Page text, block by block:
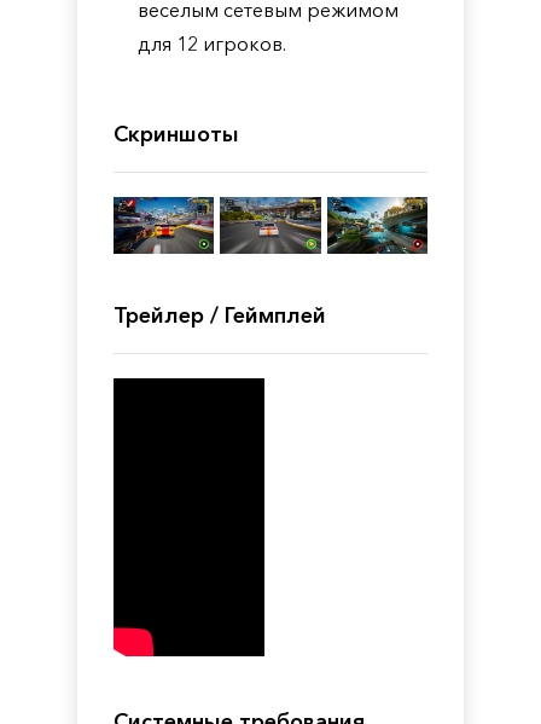
веселым сетевым режимом
для 12 игроков.
Скриншоты
Трейлер / Геймплей